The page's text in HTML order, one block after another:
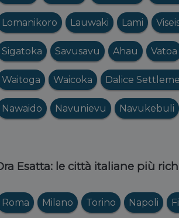
Lomanikoro Lauwaki Lami
Sigatoka Savusavu Ahau Vatoa
Waitoga Waicoka Dalice
Nawaido Navunievu Navukebuli
Esatta: le città italiane più
Roma Milano Torino Napoli